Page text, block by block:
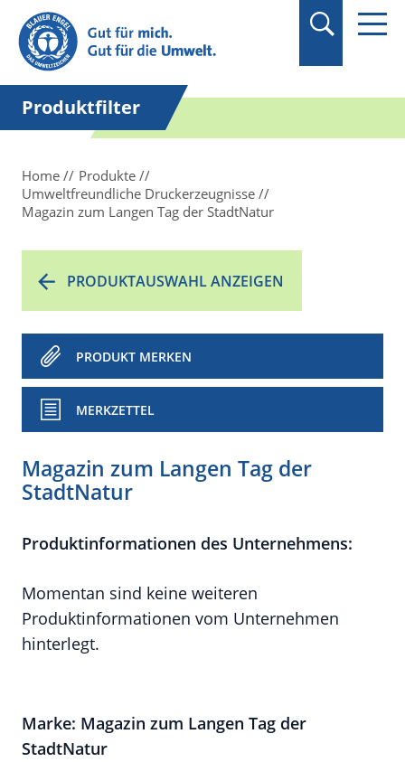
Suchbegriff in
Anführungszeichen
setzen.
Produktfilter
Home
Produkte
Umweltfreundliche Druckerzeugnisse
Magazin zum Langen Tag der StadtNatur
PRODUKTAUSWAHL ANZEIGEN
PRODUKT MERKEN
MERKZETTEL
Magazin zum Langen Tag der
StadtNatur
Produktinformationen des Unternehmens:
Momentan sind keine weiteren
Produktinformationen vom Unternehmen
hinterlegt.
Marke: Magazin zum Langen Tag der
StadtNatur